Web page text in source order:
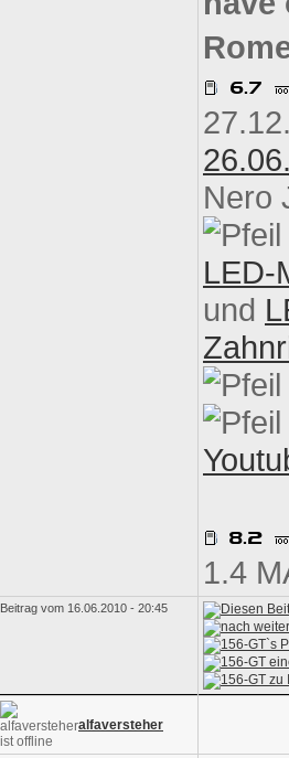
Nero
LED-
und
1.4
Beitrag vom 16.06.2010 - 20:45
alfaversteher